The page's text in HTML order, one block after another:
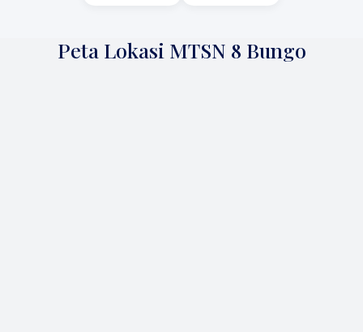
Peta Lokasi MTSN 8 Bungo